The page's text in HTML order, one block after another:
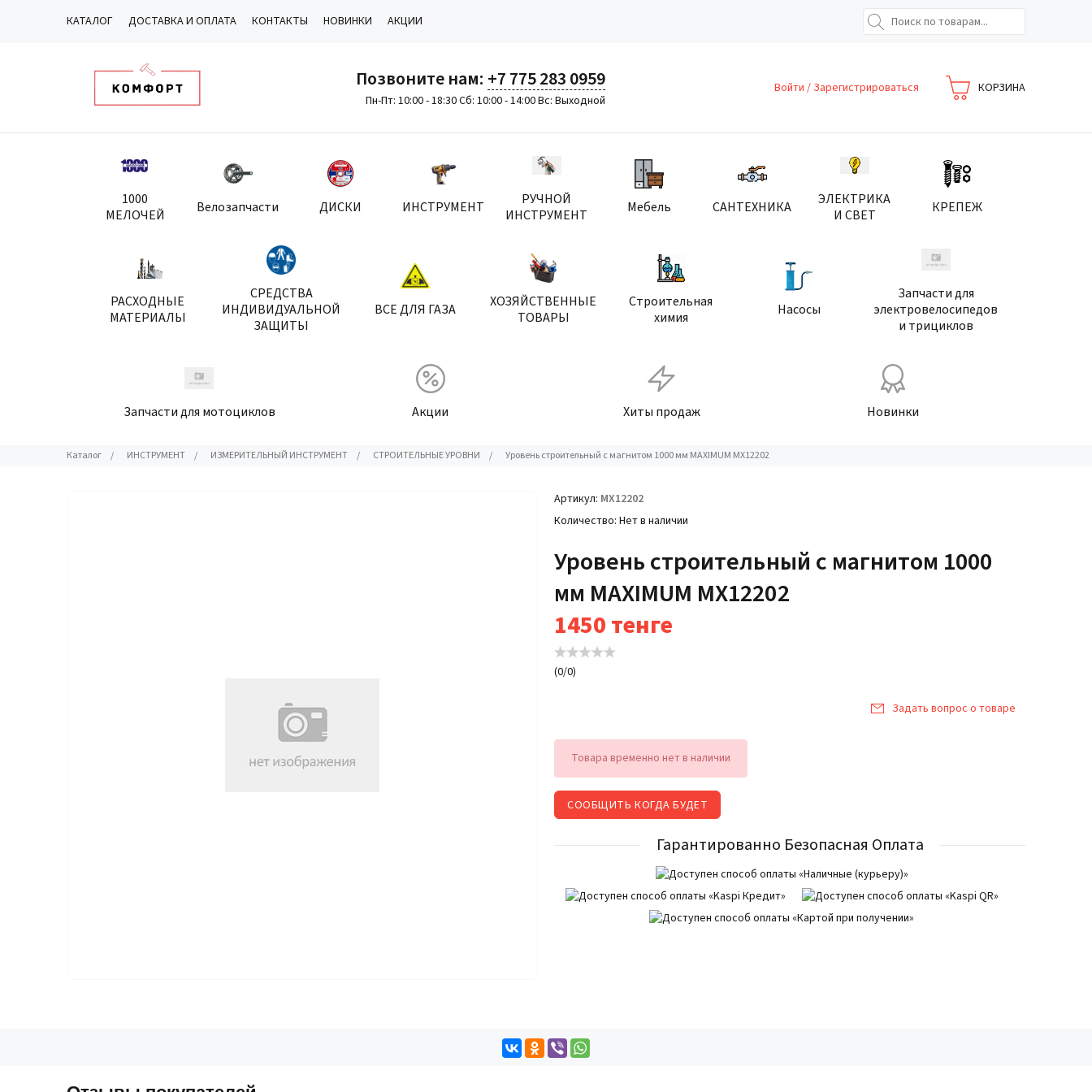
КАТАЛОГ ДОСТАВКА И ОПЛАТА КОНТАКТЫ НОВИНКИ АКЦИИ
Позвоните нам: +7 775 283 0959
Пн-Пт: 10:00 - 18:30 Сб: 10:00 - 14:00 Вс: Выходной
Войти / Зарегистрироваться КОРЗИНА
1000
МЕЛОЧЕЙ
Велозапчасти ДИСКИ ИНСТРУМЕНТ
РУЧНОЙ
ИНСТРУМЕНТ
Мебель САНТЕХНИКА
ЭЛЕКТРИКА
И СВЕТ
КРЕПЕЖ
РАСХОДНЫЕ
МАТЕРИАЛЫ
СРЕДСТВА
ИНДИВИДУАЛЬНОЙ
ЗАЩИТЫ
ВСЕ ДЛЯ ГАЗА
ХОЗЯЙСТВЕННЫЕ
ТОВАРЫ
Строительная
химия
Насосы
Запчасти для
электровелосипедов
и трициклов
Запчасти для мотоциклов Акции Хиты продаж Новинки
Каталог / ИНСТРУМЕНТ / ИЗМЕРИТЕЛЬНЫЙ ИНСТРУМЕНТ / СТРОИТЕЛЬНЫЕ УРОВНИ / Уровень строительный с магнитом 1000 мм MAXIMUM MX12202
Артикул MX12202
Количество Нет в наличии
Уровень строительный с магнитом 1000
мм MAXIMUM MX12202
1450тенге
(0/0)
Задать вопрос о товаре
Товара временно нет в наличии
СООБЩИТЬ КОГДА БУДЕТ
Гарантированно Безопасная Оплата